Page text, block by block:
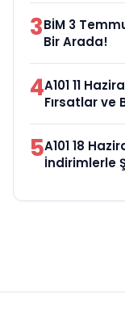
3BİM 3
Bir Arada!
4A101 11
Fırsatlar ve
5A101 18
İndirimlerle